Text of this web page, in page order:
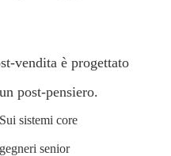
vendita è progettato
post-pensiero.
Sui sistemi core
senior